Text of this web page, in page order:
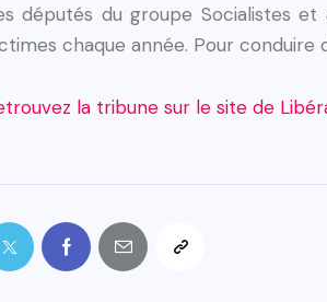
députés du groupe Socialistes
chaque année. Pour
la tribune sur le site de